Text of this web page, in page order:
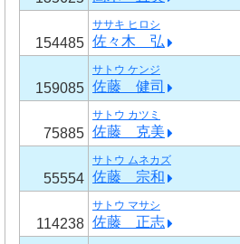
154485
ササキ ヒロシ
佐々木 弘
159085
サトウ ケンジ
佐藤 健司
75885
サトウ カツミ
佐藤 克美
55554
サトウ ムネカズ
佐藤 宗和
114238
サトウ マサシ
佐藤 正志